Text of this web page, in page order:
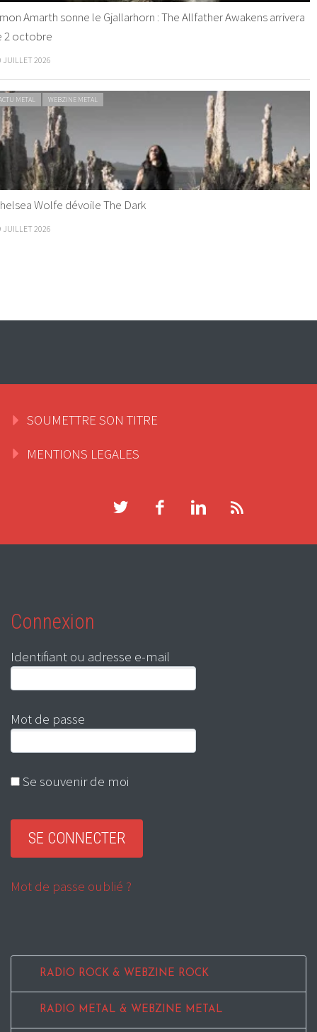
Amarth sonne le Gjallarhorn : The Allfather Awakens arrivera
2 octobre
JUILLET 2026
METAL WEBZINE METAL
Wolfe dévoile The Dark
JUILLET 2026
SOUMETTRE SON TITRE
MENTIONS LEGALES
Connexion
Identifiant ou adresse e-mail
Mot de passe
Se souvenir de moi
Mot de passe oublié ?
RADIO ROCK & WEBZINE ROCK
RADIO METAL & WEBZINE METAL